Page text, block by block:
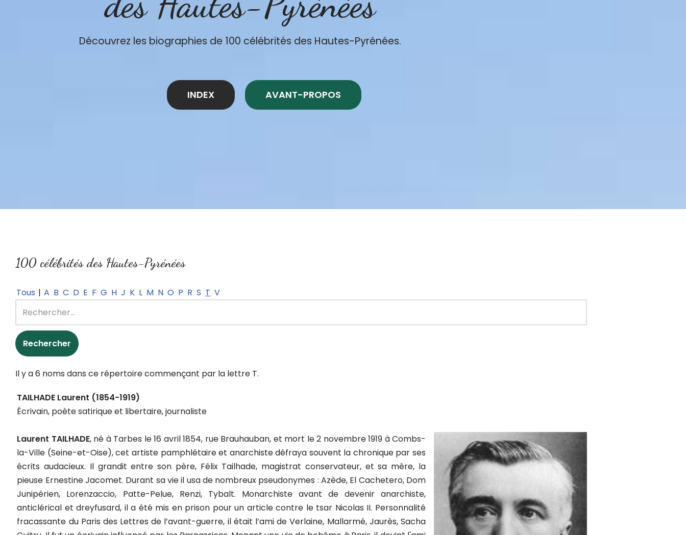
Découvrez les biographies de 100 célébrités des Hautes-Pyrénées.
INDEX AVANT-PROPOS
100 célébrités des Hautes-Pyrénées
Tous | A B C D E F G H J K L M N O P R S T V
Il y a 6 noms dans ce répertoire commençant par la lettre T.
TAILHADE Laurent (1854-1919)
Écrivain, poète satirique et libertaire, journaliste
Laurent TAILHADE, né à Tarbes le 16 avril 1854, rue Brauhauban, et mort le 2 novembre 1919 à Combs-
la-Ville (Seine-et-Oise), cet artiste pamphlétaire et anarchiste défraya souvent la chronique par ses
écrits audacieux. Il grandit entre son père, Félix Tailhade, magistrat conservateur, et sa mère, la
pieuse Ernestine Jacomet. Durant sa vie il usa de nombreux pseudonymes : Azède, El Cachetero, Dom
Junipérien, Lorenzaccio, Patte-Pelue, Renzi, Tybalt. Monarchiste avant de devenir anarchiste,
anticlérical et dreyfusard, il a été mis en prison pour un article contre le tsar Nicolas II. Personnalité
fracassante du Paris des Lettres de l’avant-guerre, il était l’ami de Verlaine, Mallarmé, Jaurès, Sacha